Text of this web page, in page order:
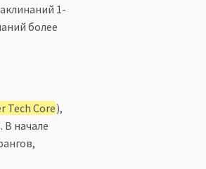
1-
более
Tech Core),
начале